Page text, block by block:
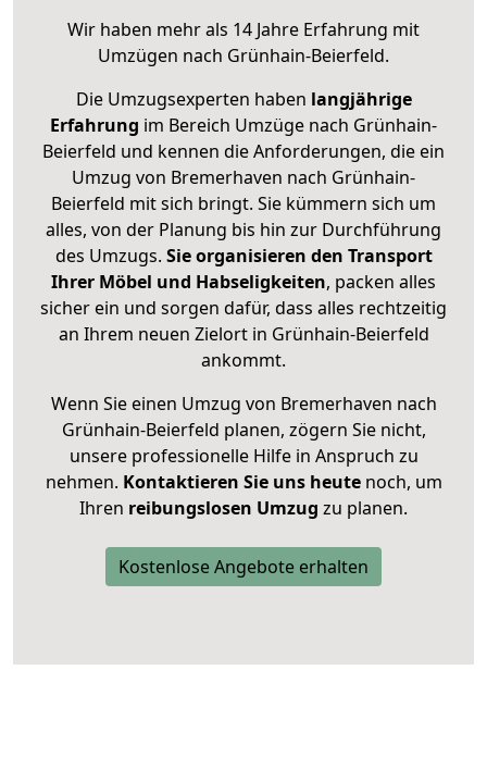
Wir haben mehr als 14 Jahre Erfahrung mit
Umzügen nach Grünhain-Beierfeld.
Die Umzugsexperten haben langjährige
Erfahrung im Bereich Umzüge nach Grünhain-
Beierfeld und kennen die Anforderungen, die ein
Umzug von Bremerhaven nach Grünhain-
Beierfeld mit sich bringt. Sie kümmern sich um
alles, von der Planung bis hin zur Durchführung
des Umzugs. Sie organisieren den Transport
Ihrer Möbel und Habseligkeiten, packen alles
sicher ein und sorgen dafür, dass alles rechtzeitig
an Ihrem neuen Zielort in Grünhain-Beierfeld
ankommt.
Wenn Sie einen Umzug von Bremerhaven nach
Grünhain-Beierfeld planen, zögern Sie nicht,
unsere professionelle Hilfe in Anspruch zu
nehmen. Kontaktieren Sie uns heutenoch, um
Ihren reibungslosen Umzug zu planen.
Kostenlose Angebote erhalten